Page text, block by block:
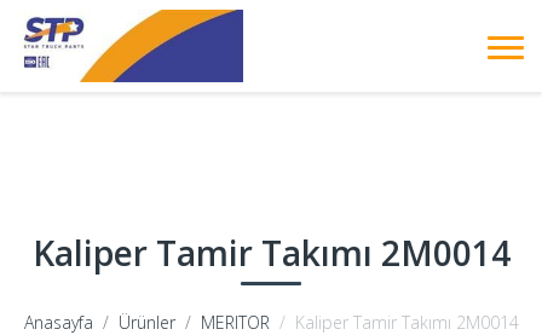
Kaliper Tamir Takımı 2M0014
Anasayfa Ürünler MERITOR Kaliper Tamir Takımı 2M0014